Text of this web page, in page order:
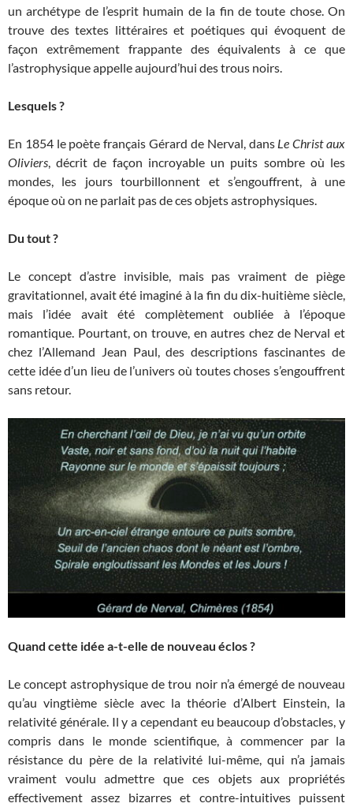
un archétype de l’esprit humain de la fin de toute chose. On
trouve des textes littéraires et poétiques qui évoquent de
façon extrêmement frappante des équivalents à ce que
l’astrophysique appelle aujourd’hui des trous noirs.
Lesquels ?
En 1854 le poète français Gérard de Nerval, dans Le Christ aux
Oliviers, décrit de façon incroyable un puits sombre où les
mondes, les jours tourbillonnent et s’engouffrent, à une
époque où on ne parlait pas de ces objets astrophysiques.
Du tout ?
Le concept d’astre invisible, mais pas vraiment de piège
gravitationnel, avait été imaginé à la fin du dix-huitième siècle,
mais l’idée avait été complètement oubliée à l’époque
romantique. Pourtant, on trouve, en autres chez de Nerval et
chez l’Allemand Jean Paul, des descriptions fascinantes de
cette idée d’un lieu de l’univers où toutes choses s’engouffrent
sans retour.
Quand cette idée a-t-elle de nouveau éclos ?
Le concept astrophysique de trou noir n’a émergé de nouveau
qu’au vingtième siècle avec la théorie d’Albert Einstein, la
relativité générale. Il y a cependant eu beaucoup d’obstacles, y
compris dans le monde scientifique, à commencer par la
résistance du père de la relativité lui-même, qui n’a jamais
vraiment voulu admettre que ces objets aux propriétés
effectivement assez bizarres et contre-intuitives puissent